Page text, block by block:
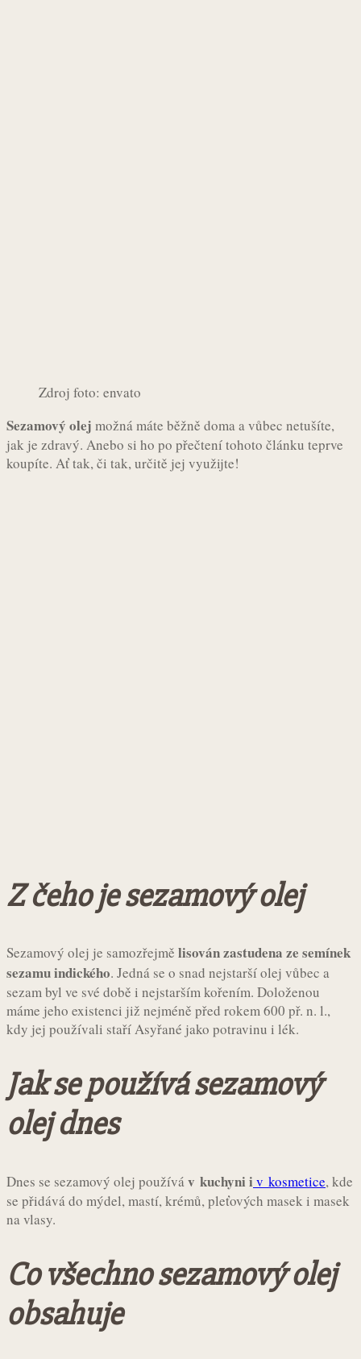
Zdroj foto: envato
Sezamový olej možná máte běžně doma a vůbec netušíte,
jak je zdravý. Anebo si ho po přečtení tohoto článku teprve
koupíte. Ať tak, či tak, určitě jej využijte!
Z čeho je sezamový olej
Sezamový olej je samozřejmě lisován zastudena ze semínek
sezamu indického. Jedná se o snad nejstarší olej vůbec a
sezam byl ve své době i nejstarším kořením. Doloženou
máme jeho existenci již nejméně před rokem 600 př. n. l.,
kdy jej používali staří Asyřané jako potravinu i lék.
Jak se používá sezamový
olej dnes
Dnes se sezamový olej používá v kuchyni i v kosmetice, kde
se přidává do mýdel, mastí, krémů, pleťových masek i masek
na vlasy.
Co všechno sezamový olej
obsahuje